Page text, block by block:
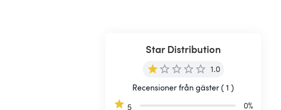
Star Distribution
1.0
Recensioner från gäster ( 1 )
5
0%